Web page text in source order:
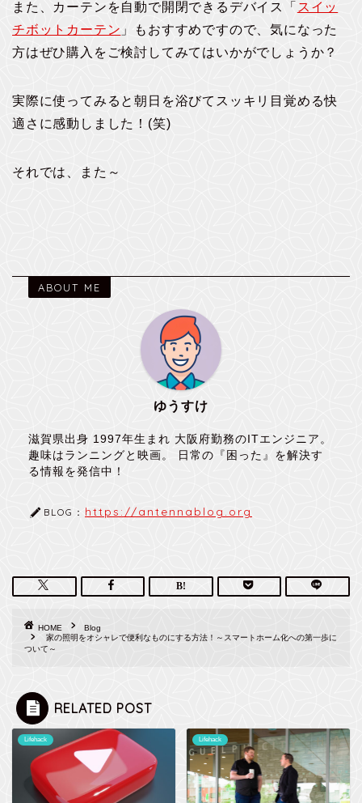
また、カーテンを自動で開閉できるデバイス「 スイッ
チボットカーテン 」もおすすめですので、気になった
方はぜひ購入をご検討してみてはいかがでしょうか？
実際に使ってみると朝日を浴びてスッキリ目覚める快
適さに感動しました！(笑)
それでは、また～
ABOUT ME
ゆうすけ
滋賀県出身 1997年生まれ 大阪府勤務のITエンジニア。
趣味はランニングと映画。 日常の『困った』を解決す
る情報を発信中！
BLOG： https://antennablog.org
HOME
Blog
家の照明をオシャレで便利なものにする方法！～スマートホーム化への第一歩に
ついて～
RELATED POST
Lifehack Lifehack